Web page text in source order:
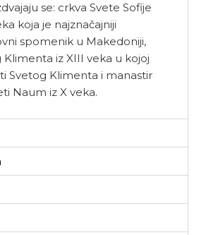
se: crkva Svete Sofije
koja je najznačajniji
spomenik u Makedoniji,
Klimenta iz XIII veka u kojoj
Svetog Klimenta i manastir
Naum iz X veka.